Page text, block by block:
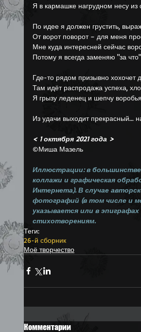
Я в кармашке нагрудном несу из
По идее я должен грустить,
От ворот поворот – для меня
Мне куда интересней сейчас
Потому я всегда заменяю "за
Где-то рядом призывно хохочет
Там идёт распродажа успеха,
Я грызу леденец и шепчу
Из удачи выходит прекрасный...
< 1 октября 2021 года >
©Миша Мазель
Иллюстрации: в
коллажи и графическая
Интернета). В случае
фотографий (в том числе и
указывается или в
стихотворениям.
Теги:
26-й сборник
Моё творчество
Комментарии